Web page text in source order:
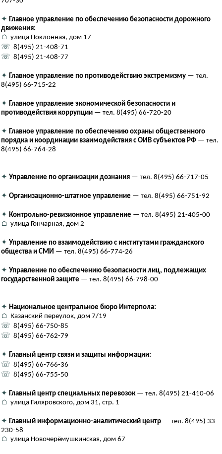
✦ Главное управление по обеспечению безопасности дорожного
движения:
⌂ улица Поклонная, дом 17
☏ 8(495) 21-408-71
☏ 8(495) 21-408-77
✦ Главное управление по противодействию экстремизму — тел.
8(495) 66-715-22
✦ Главное управление экономической безопасности и
противодействия коррупции — тел. 8(495) 66-720-20
✦ Главное управление по обеспечению охраны общественного
порядка и координации взаимодействия с ОИВ субъектов РФ — тел.
8(495) 66-764-28
✦ Управление по организации дознания — тел. 8(495) 66-717-05
✦ Организационно-штатное управление — тел. 8(495) 66-751-92
✦ Контрольно-ревизионное управление — тел. 8(495) 21-405-00
⌂ улица Гончарная, дом 2
✦ Управление по взаимодействию с институтами гражданского
общества и СМИ — тел. 8(495) 66-774-26
✦ Управление по обеспечению безопасности лиц, подлежащих
государственной защите — тел. 8(495) 66-798-00
✦ Национальное центральное бюро Интерпола:
⌂ Казанский переулок, дом 7/19
☏ 8(495) 66-750-85
☏ 8(495) 66-762-79
✦ Главный центр связи и защиты информации:
☏ 8(495) 66-766-36
☏ 8(495) 66-755-50
✦ Главный центр специальных перевозок— тел. 8(495) 21-410-06
⌂ улица Гиляровского, дом 31, стр. 1
✦ Главный информационно-аналитический центр — тел. 8(495) 33-
230-58
⌂ улица Новочерёмушкинская, дом 67